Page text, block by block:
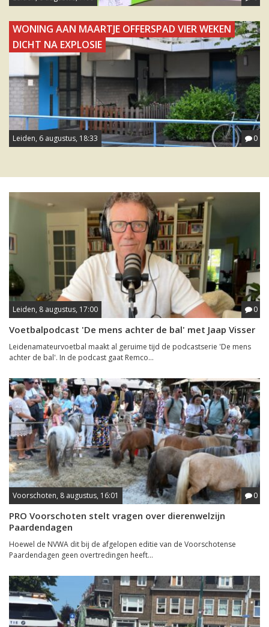
WONING AAN MAARTJE OFFERSPAD VIER WEKEN
DICHT NA EXPLOSIE
Leiden, 6 augustus, 18:33 0
Leiden, 8 augustus, 17:00 0
Voetbalpodcast 'De mens achter de bal' met Jaap Visser
Leidenamateurvoetbal maakt al geruime tijd de podcastserie 'De mens
achter de bal'. In de podcast gaat Remco...
Voorschoten, 8 augustus, 16:01 0
PRO Voorschoten stelt vragen over dierenwelzijn
Paardendagen
Hoewel de NVWA dit bij de afgelopen editie van de Voorschotense
Paardendagen geen overtredingen heeft...